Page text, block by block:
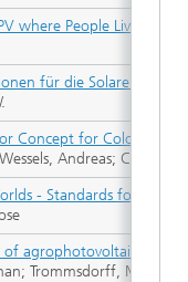
where People Live,
für die Solarenergie
Concept for Colored
Andreas; Callies,
- Standards for BIPV
agrophotovoltaics.
Trommsdorff,